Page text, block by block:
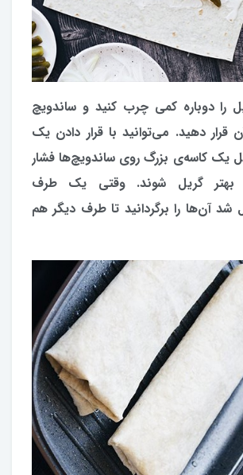
را دوباره کمی چرب کنید و ساندویچ‌‌
قرار دهید. می‌توانید با قرار دادن یک
یک کاسه‌ی بزرگ روی ساندویچ‌ها فشار
بهتر گریل شوند. وقتی یک طرف
شد آن‌ها را برگردانید تا طرف دیگر هم